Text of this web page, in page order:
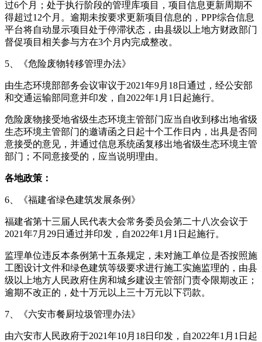
过6个月；处于执行阶段的管理库项目，项目信息更新周期不
得超过12个月。逾期未按要求更新项目信息的，PPP综合信息
平台将自动显示项目处于停滞状态，由县级以上地方财政部门
督促项目相关参与方在3个月内完成整改。
5、《危险废物转移管理办法》
由生态环境部部务会议审议于2021年9月18日通过，经公安部
和交通运输部同意并印发，自2022年1月1日起施行。
危险废物接受地省级生态环境主管部门应当自收到移出地省级
生态环境主管部门的邀请函之日起十个工作日内，出具是否同
意接受的意见，并通过信息系统函复移出地省级生态环境主管
部门；不同意接受的，应当说明理由。
各地政策：
6、《福建省绿色建筑发展条例》
福建省第十三届人民代表大会常务委员会第二十八次会议于
2021年7月29日通过并印发，自2022年1月1日起施行。
监理单位违反本条例第十五条规定，未对施工单位是否按照施
工图设计文件和绿色建筑等级要求进行施工实施监理的，由县
级以上地方人民政府住房和城乡建设主管部门责令限期改正；
逾期不改正的，处十万元以上三十万元以下罚款。
7、《六安市餐厨垃圾管理办法》
由六安市人民政府于2021年10月18日印发，自2022年1月1日起